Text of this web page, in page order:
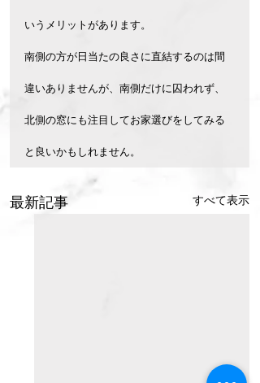
いうメリットがあります。
南側の方が日当たの良さに直結するのは間
違いありませんが、南側だけに囚われず、
北側の窓にも注目してお家選びをしてみる
と良いかもしれません。
最新記事 すべて表示